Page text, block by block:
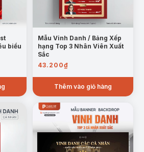
biểu
Mẫu Vinh Danh / Bảng Xếp
hạng Top 3 Nhân Viên Xuất
Sắc
43.200₫
Thêm vào giỏ hàng